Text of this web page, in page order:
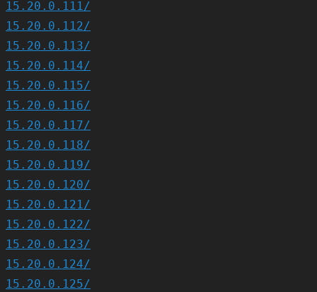
15.20.0.111/
15.20.0.112/
15.20.0.113/
15.20.0.114/
15.20.0.115/
15.20.0.116/
15.20.0.117/
15.20.0.118/
15.20.0.119/
15.20.0.120/
15.20.0.121/
15.20.0.122/
15.20.0.123/
15.20.0.124/
15.20.0.125/